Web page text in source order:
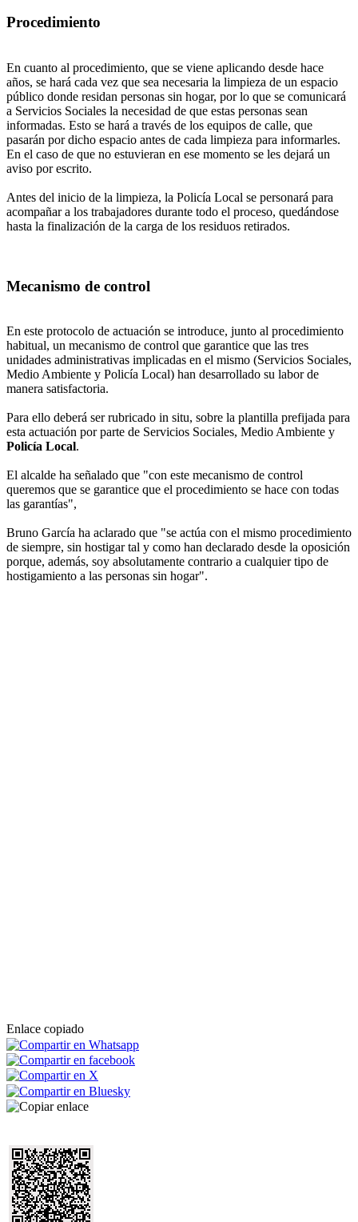
Procedimiento
En cuanto al procedimiento, que se viene aplicando desde hace
años, se hará cada vez que sea necesaria la limpieza de un espacio
público donde residan personas sin hogar, por lo que se comunicará
a Servicios Sociales la necesidad de que estas personas sean
informadas. Esto se hará a través de los equipos de calle, que
pasarán por dicho espacio antes de cada limpieza para informarles.
En el caso de que no estuvieran en ese momento se les dejará un
aviso por escrito.
Antes del inicio de la limpieza, la Policía Local se personará para
acompañar a los trabajadores durante todo el proceso, quedándose
hasta la finalización de la carga de los residuos retirados.
Mecanismo de control
En este protocolo de actuación se introduce, junto al procedimiento
habitual, un mecanismo de control que garantice que las tres
unidades administrativas implicadas en el mismo (Servicios Sociales,
Medio Ambiente y Policía Local) han desarrollado su labor de
manera satisfactoria.
Para ello deberá ser rubricado in situ, sobre la plantilla prefijada para
esta actuación por parte de Servicios Sociales, Medio Ambiente y
Policía Local.
El alcalde ha señalado que "con este mecanismo de control
queremos que se garantice que el procedimiento se hace con todas
las garantías",
Bruno García ha aclarado que "se actúa con el mismo procedimiento
de siempre, sin hostigar tal y como han declarado desde la oposición
porque, además, soy absolutamente contrario a cualquier tipo de
hostigamiento a las personas sin hogar".
Enlace copiado